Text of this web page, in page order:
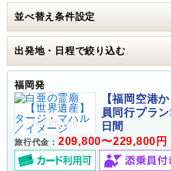
並べ替え条件設定
出発地・日程で絞り込む
福岡発
【福岡空港
員同行プラ
日間
旅行代金： 209,800〜229,800円